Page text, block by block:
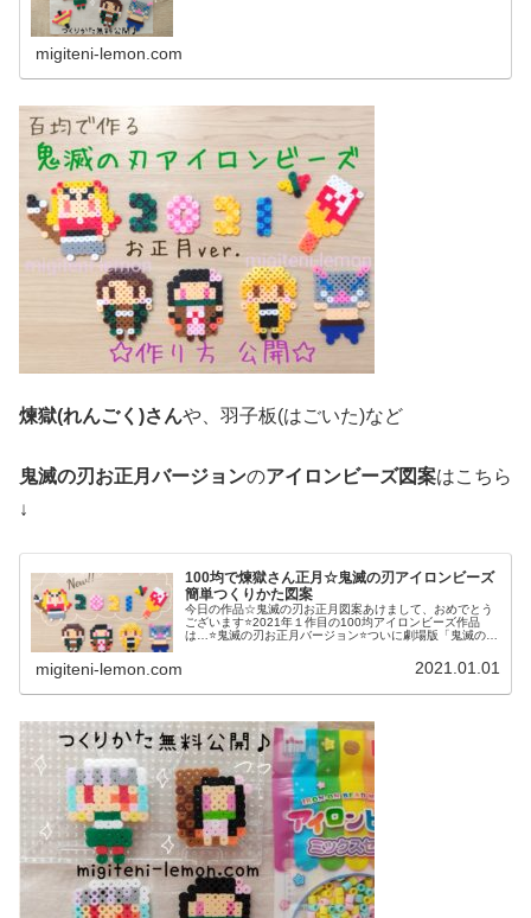
migiteni-lemon.com
煉獄(れんごく)さんや、羽子板(はごいた)など
鬼滅の刃お正月バージョンのアイロンビーズ図案はこちら
↓
100均で煉獄さん正月☆鬼滅の刃アイロンビーズ
簡単つくりかた図案
今日の作品☆鬼滅の刃お正月図案あけまして、おめでとう
ございます⭐2021年１作目の100均アイロンビーズ作品
は…⭐鬼滅の刃お正月バージョン⭐ついに劇場版「鬼滅の刃
migiteni-lemon.com 2021.01.01